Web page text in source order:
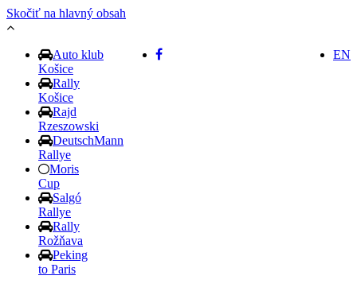
Skočiť na hlavný obsah
Auto klub
Košice
Rally
Košice
Rajd
Rzeszowski
DeutschMann
Rallye
Moris
Cup
Salgó
Rallye
Rally
Rožňava
Peking
to Paris
EN